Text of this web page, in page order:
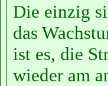
Die einzig
das
ist es, die
wieder am